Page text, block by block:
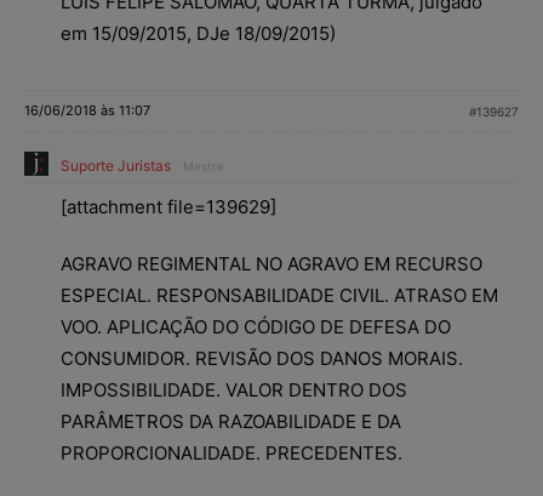
em 15/09/2015, DJe 18/09/2015)
16/06/2018 às 11:07 #139627
Suporte Juristas Mestre
[attachment file=139629]
AGRAVO REGIMENTAL NO AGRAVO EM RECURSO
ESPECIAL. RESPONSABILIDADE CIVIL. ATRASO EM
VOO. APLICAÇÃO DO CÓDIGO DE DEFESA DO
CONSUMIDOR. REVISÃO DOS DANOS MORAIS.
IMPOSSIBILIDADE. VALOR DENTRO DOS
PARÂMETROS DA RAZOABILIDADE E DA
PROPORCIONALIDADE. PRECEDENTES.